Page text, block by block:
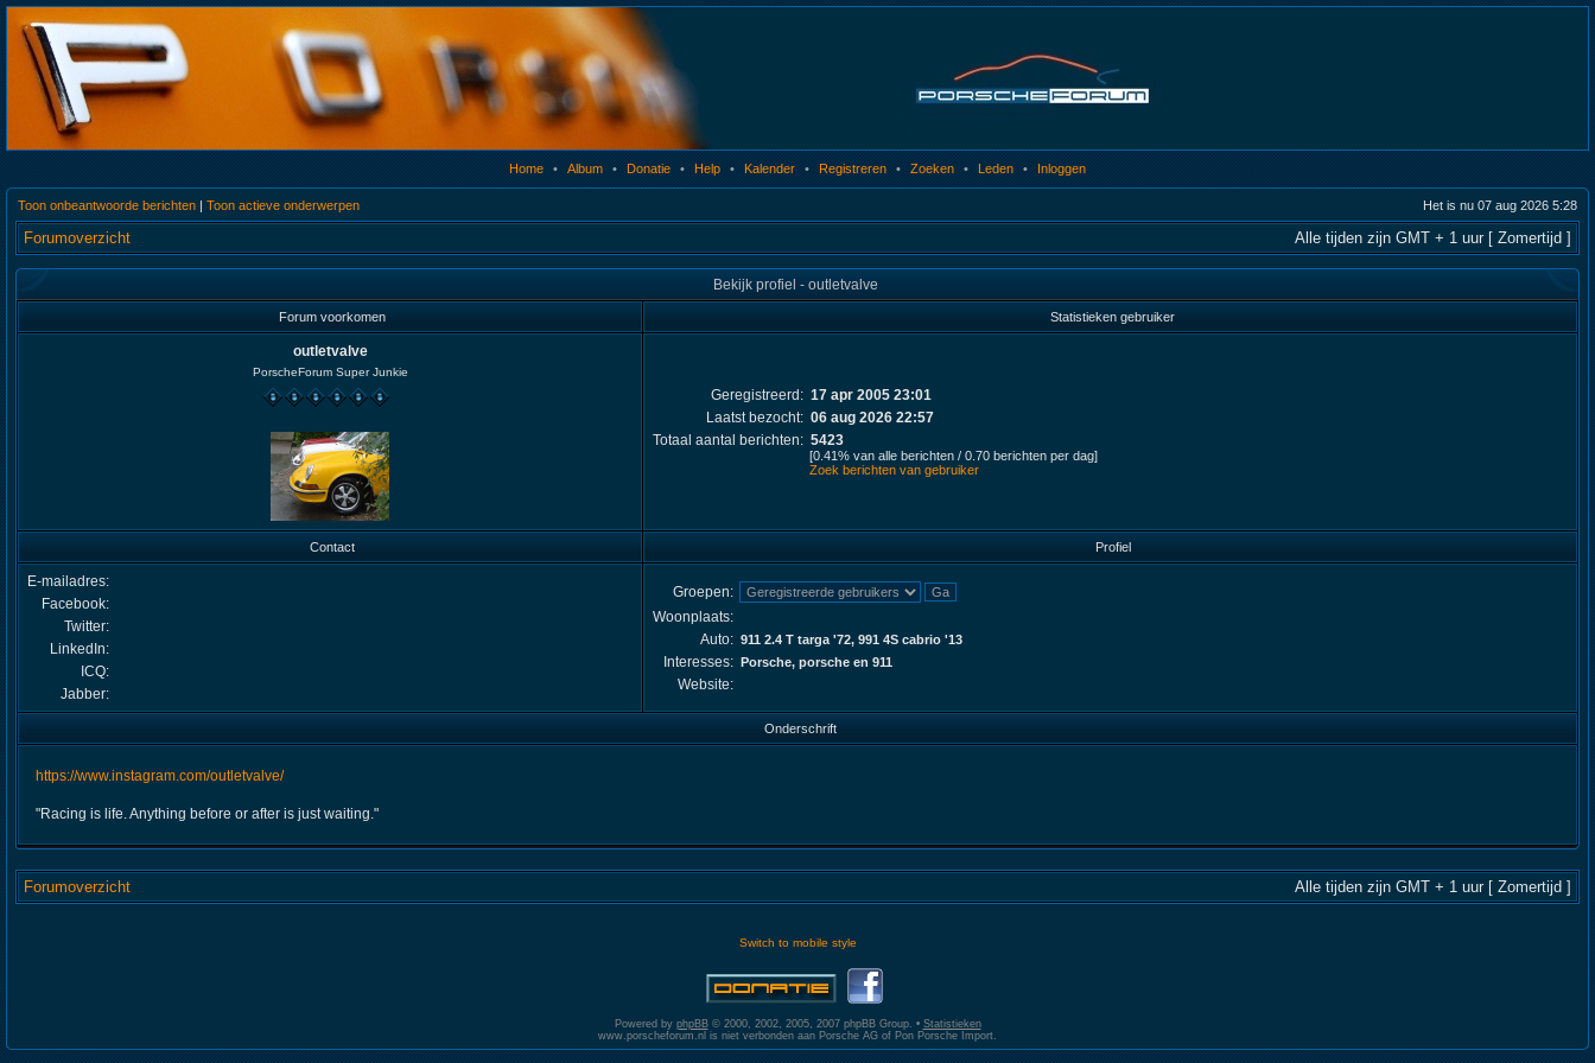
Home • Album • Donatie • Help • Kalender • Registreren • Zoeken • Leden • Inloggen
Toon onbeantwoorde berichten | Toon actieve onderwerpen Het is nu 07 aug 2026 5:28
Forumoverzicht Alle tijden zijn GMT + 1 uur [ Zomertijd ]
Bekijk profiel - outletvalve
Forum voorkomen Statistieken gebruiker
outletvalve
PorscheForum Super Junkie
Geregistreerd: 17 apr 2005 23:01
Laatst bezocht: 06 aug 2026 22:57
Totaal aantal berichten: 5423
[0.41% van alle berichten / 0.70 berichten per dag]
Zoek berichten van gebruiker
Contact Profiel
E-mailadres:
Facebook:
Twitter:
LinkedIn:
ICQ:
Jabber:
Groepen:
Woonplaats:
Auto: 911 2.4 T targa '72, 991 4S cabrio '13
Interesses: Porsche, porsche en 911
Website:
Onderschrift
https://www.instagram.com/outletvalve/
"Racing is life. Anything before or after is just waiting."
Forumoverzicht Alle tijden zijn GMT + 1 uur [ Zomertijd ]
Switch to mobile style
Powered by phpBB© 2000, 2002, 2005, 2007 phpBB Group. • Statistieken
www.porscheforum.nl is niet verbonden aan Porsche AG of Pon Porsche Import.